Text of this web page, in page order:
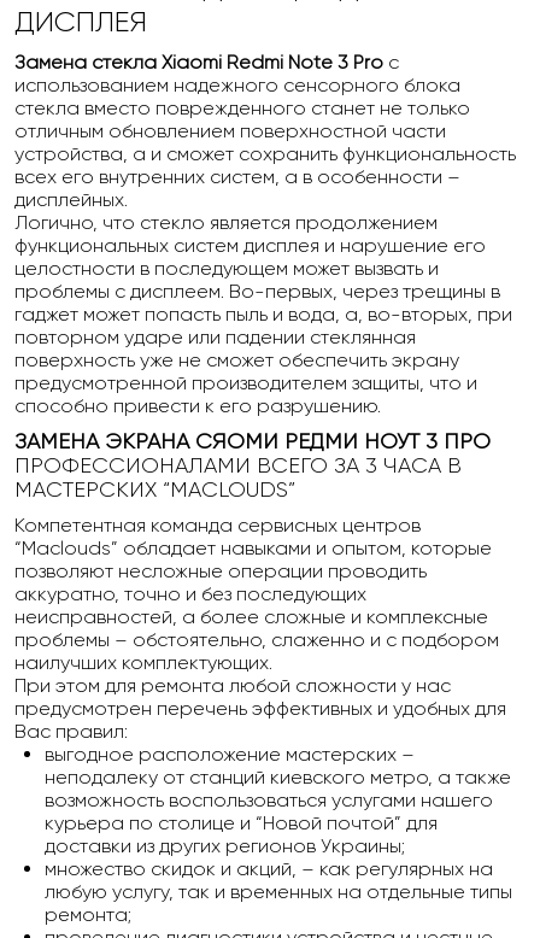
ДИСПЛЕЯ
Замена стекла Xiaomi Redmi Note 3 Pro с
использованием надежного сенсорного блока
стекла вместо поврежденного станет не только
отличным обновлением поверхностной части
устройства, а и сможет сохранить функциональность
всех его внутренних систем, а в особенности –
дисплейных.
Логично, что стекло является продолжением
функциональных систем дисплея и нарушение его
целостности в последующем может вызвать и
проблемы с дисплеем. Во-первых, через трещины в
гаджет может попасть пыль и вода, а, во-вторых, при
повторном ударе или падении стеклянная
поверхность уже не сможет обеспечить экрану
предусмотренной производителем защиты, что и
способно привести к его разрушению.
ЗАМЕНА ЭКРАНА СЯОМИ РЕДМИ НОУТ 3 ПРО
ПРОФЕССИОНАЛАМИ ВСЕГО ЗА 3 ЧАСА В
МАСТЕРСКИХ “MACLOUDS”
Компетентная команда сервисных центров
“Maclouds” обладает навыками и опытом, которые
позволяют несложные операции проводить
аккуратно, точно и без последующих
неисправностей, а более сложные и комплексные
проблемы – обстоятельно, слаженно и с подбором
наилучших комплектующих.
При этом для ремонта любой сложности у нас
предусмотрен перечень эффективных и удобных для
Вас правил:
выгодное расположение мастерских –
неподалеку от станций киевского метро, а также
возможность воспользоваться услугами нашего
курьера по столице и “Новой почтой” для
доставки из других регионов Украины;
множество скидок и акций, – как регулярных на
любую услугу, так и временных на отдельные типы
ремонта;